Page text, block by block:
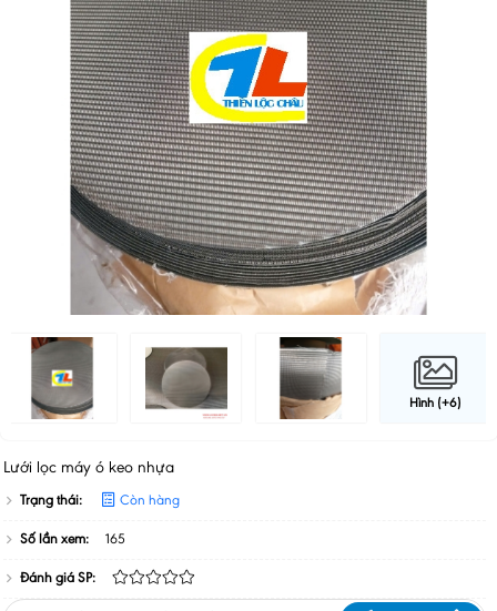
Hình (+6)
Lưới lọc máy ó keo nhựa
Trạng thái: Còn hàng
Số lần xem: 165
Đánh giá SP: